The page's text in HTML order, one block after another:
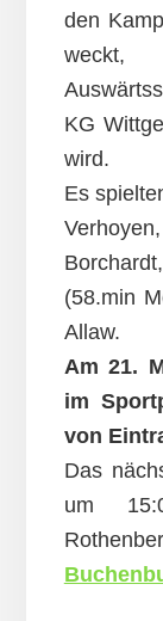
den
weckt,
KG
wird.
Es
(58.min
Allaw.
Am 21.
im
von
Das
um